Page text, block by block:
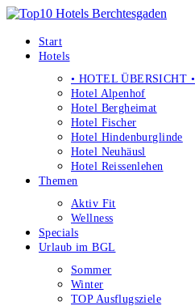
Start
Hotels
• HOTEL ÜBERSICHT •
Hotel Alpenhof
Hotel Bergheimat
Hotel Fischer
Hotel Hindenburglinde
Hotel Neuhäusl
Hotel Reissenlehen
Themen
Aktiv Fit
Wellness
Specials
Urlaub im BGL
Sommer
Winter
TOP Ausflugsziele